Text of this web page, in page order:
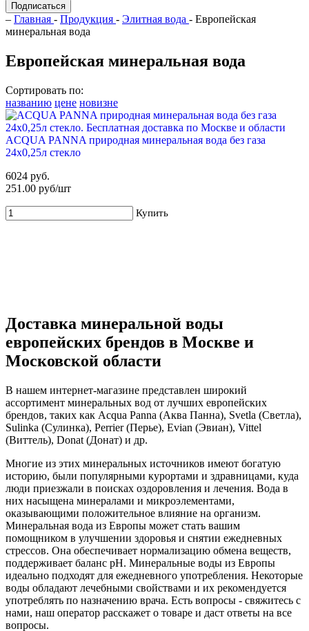
Подписаться
– Главная - Продукция - Элитная вода - Европейская
минеральная вода
Европейская минеральная вода
Сортировать по:
названию цене новизне
ACQUA PANNA природная минеральная вода без газа
24х0,25л стекло
6024 руб.
251.00 руб/шт
Купить
Доставка минеральной воды
европейских брендов в Москве и
Московской области
В нашем интернет-магазине представлен широкий
ассортимент минеральных вод от лучших европейских
брендов, таких как Acqua Panna (Аква Панна), Svetla (Светла),
Sulinka (Сулинка), Perrier (Перье), Evian (Эвиан), Vittel
(Виттель), Donat (Донат) и др.
Многие из этих минеральных источников имеют богатую
историю, были популярными курортами и здравницами, куда
люди приезжали в поисках оздоровления и лечения. Вода в
них насыщена минералами и микроэлементами,
оказывающими положительное влияние на организм.
Минеральная вода из Европы может стать вашим
помощником в улучшении здоровья и снятии ежедневных
стрессов. Она обеспечивает нормализацию обмена веществ,
поддерживает баланс pH. Минеральные воды из Европы
идеально подходят для ежедневного употребления. Некоторые
воды обладают лечебными свойствами и их рекомендуется
употреблять по назначению врача. Есть вопросы - свяжитесь с
нами, наш оператор расскажет о товаре и даст ответы на все
вопросы.